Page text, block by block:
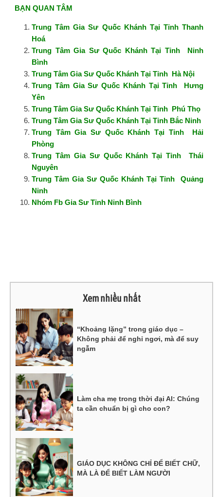
BẠN QUAN TÂM
Trung Tâm Gia Sư Quốc Khánh Tại Tỉnh Thanh
Hoá
Trung Tâm Gia Sư Quốc Khánh Tại Tỉnh Ninh
Bình
Trung Tâm Gia Sư Quốc Khánh Tại Tỉnh Hà Nội
Trung Tâm Gia Sư Quốc Khánh Tại Tỉnh Hưng
Yên
Trung Tâm Gia Sư Quốc Khánh Tại Tỉnh Phú Thọ
Trung Tâm Gia Sư Quốc Khánh Tại Tỉnh Bắc Ninh
Trung Tâm Gia Sư Quốc Khánh Tại Tỉnh Hải
Phòng
Trung Tâm Gia Sư Quốc Khánh Tại Tỉnh Thái
Nguyên
Trung Tâm Gia Sư Quốc Khánh Tại Tỉnh Quảng
Ninh
Nhóm Fb Gia Sư Tỉnh Ninh Bình
Xem nhiều nhất
“Khoảng lặng” trong giáo dục –
Không phải để nghỉ ngơi, mà để suy
ngẫm
Làm cha mẹ trong thời đại AI: Chúng
ta cần chuẩn bị gì cho con?
GIÁO DỤC KHÔNG CHỈ ĐỂ BIẾT CHỮ,
MÀ LÀ ĐỂ BIẾT LÀM NGƯỜI